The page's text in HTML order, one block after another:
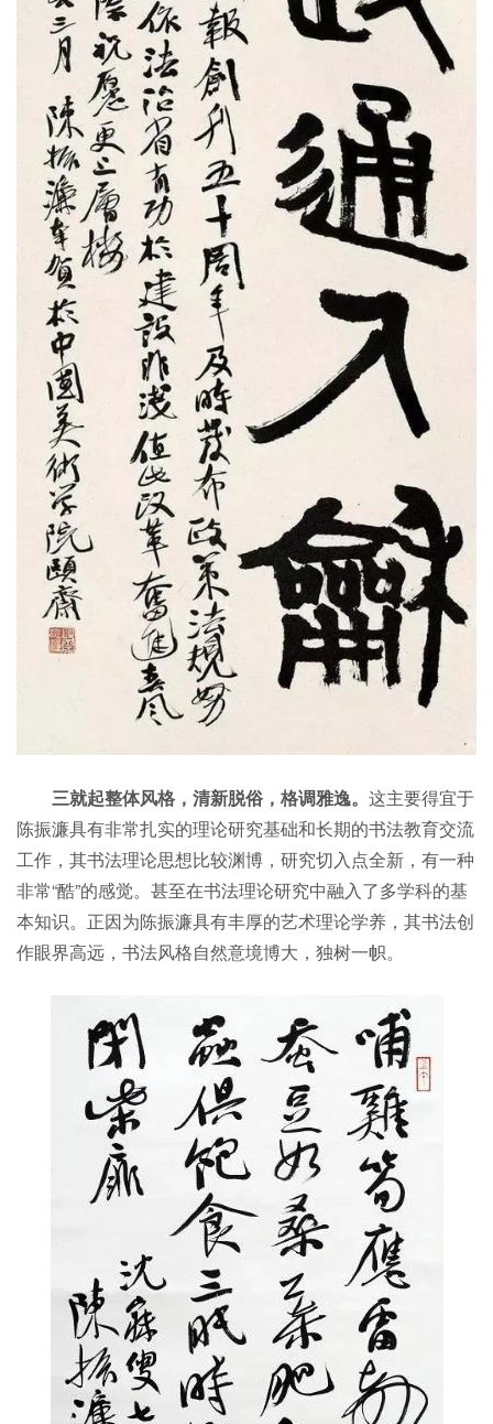
三就起整体风格，清新脱俗，格调雅逸。 这主要得宜于
陈振濂具有非常扎实的理论研究基础和长期的书法教育交流
工作，其书法理论思想比较渊博，研究切入点全新，有一种
非常“酷”的感觉。甚至在书法理论研究中融入了多学科的基
本知识。正因为陈振濂具有丰厚的艺术理论学养，其书法创
作眼界高远，书法风格自然意境博大，独树一帜。